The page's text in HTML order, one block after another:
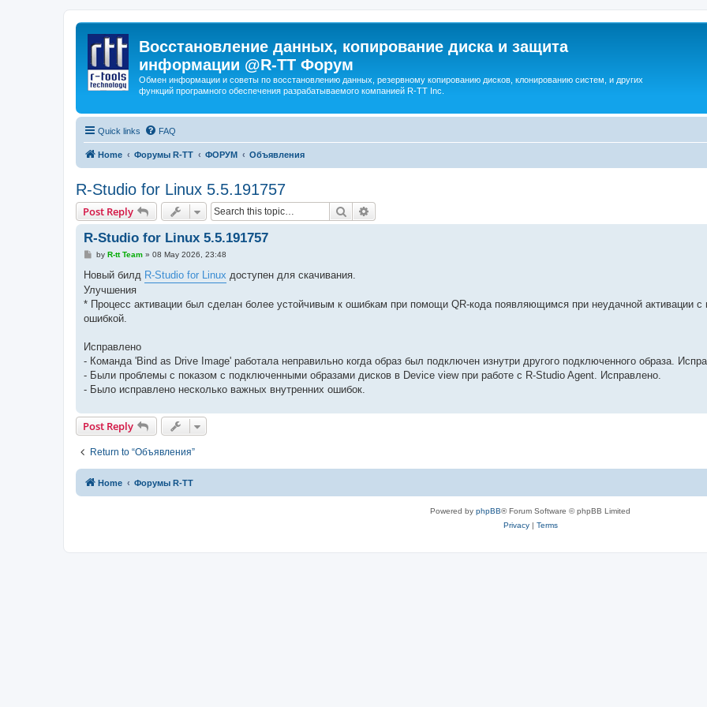
Восстановление данных, копирование диска и защита
информации @R-TT Форум
Обмен информации и советы по восстановлению данных, резервному копированию дисков, клонированию систем, и других
функций програмного обеспечения разрабатываемого компанией R-TT Inc.
Quick links FAQ
Home Форумы R-TT ФОРУМ Объявления
R-Studio for Linux 5.5.191757
Post Reply Search
R-Studio for Linux 5.5.191757
P
s
by R-tt Team» 08 May 2026, 23:48
Новый билд R-Studio for Linux доступен для скачивания.
Улучшения
* Процесс активации был сделан более устойчивым к ошибкам при помощи QR-кода появляющимся при неудачной активации с
ошибкой.
Исправлено
- Команда 'Bind as Drive Image' работала неправильно когда образ был подключен изнутри другого подключенного образа.
- Были проблемы с показом с подключенными образами дисков в Device view при работе с R-Studio Agent. Исправлено.
- Было исправлено несколько важных внутренних ошибок.
Post Reply
Return to “Объявления”
Home Форумы R-TT
Powered by phpBB® Forum Software © phpBB Limited
Privacy| Terms